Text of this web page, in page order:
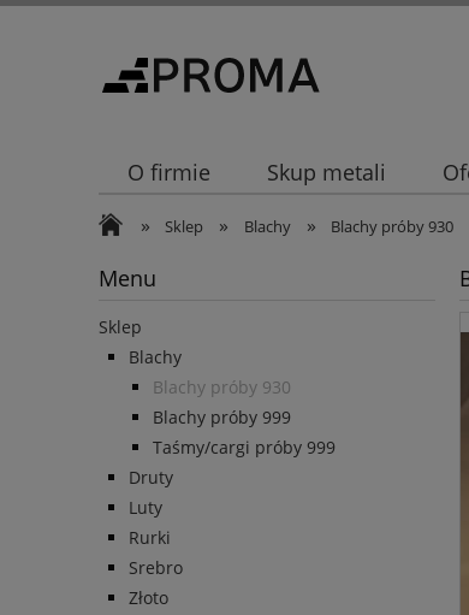
O firmie Skup metali
» Sklep » Blachy » Blachy próby 930
Menu
Sklep
Blachy
Blachy próby 930
Blachy próby 999
Taśmy/cargi próby 999
Druty
Luty
Rurki
Srebro
Złoto